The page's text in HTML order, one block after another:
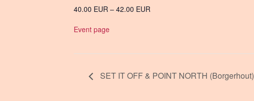
40.00 EUR – 42.00 EUR
Event page
SET IT OFF & POINT NORTH (Borgerhout)